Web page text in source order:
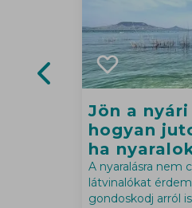
Jön a
hogyan
ha
A nyaralásra nem
látvinalókat
gondoskodj arról
Previous slide